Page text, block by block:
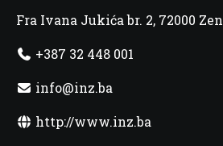
Fra Ivana Jukića br. 2, 72000
+387 32 448 001
info@inz.ba
http://www.inz.ba